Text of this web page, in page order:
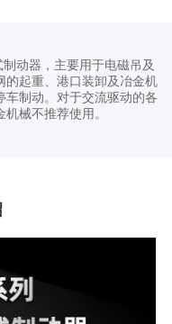
动器，主要用于电磁吊及
的起重、港口装卸及冶金机
车制动。对于交流驱动的各
械不推荐使用。